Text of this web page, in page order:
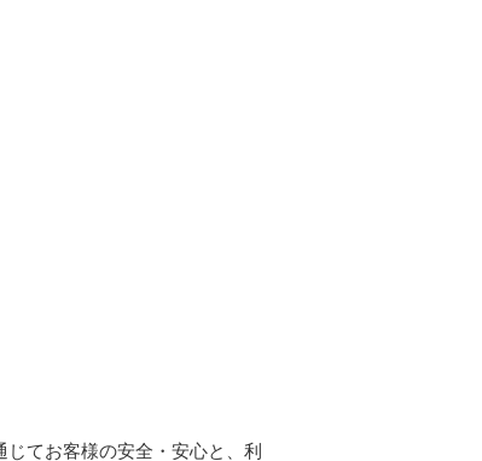
てお客様の安全・安心と、利